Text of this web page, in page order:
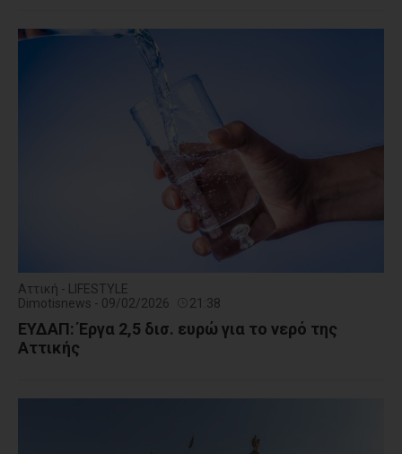
Αττική - LIFESTYLE
Dimotisnews - 09/02/2026
21:38
ΕΥΔΑΠ: Έργα 2,5 δισ. ευρώ για το νερό της
Αττικής